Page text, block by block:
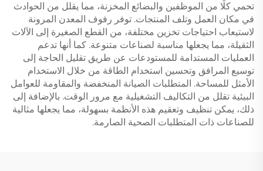
تحمي كلًا من الموظفين والبضائع المخزنة، مما يقلل من الحوادث
في مكان العمل وتلف المنتجات. توفر رفوف المعدن المرونة
لاستيعاب احتياجات تخزين مختلفة، من القطع الصغيرة إلى الآلات
الثقيلة، مما يجعلها مناسبة لصناعات متنوعة. كما أنها تدعم
العمليات المستدامة للمستودعات عن طريق تقليل الحاجة إلى
توسيع المرافق وتحسين استخدام الطاقة من خلال الاستخدام
الأمثل للمساحة. المتطلبات الصيانة المنخفضة والمقاومة للعوامل
البيئية تقلل من التكاليف التشغيلية مع مرور الوقت. بالإضافة إلى
ذلك، يمكن تنظيف وتعقيم هذه الأنظمة بسهولة، مما يجعلها مثالية
للصناعات ذات المتطلبات الصحية الصارمة.